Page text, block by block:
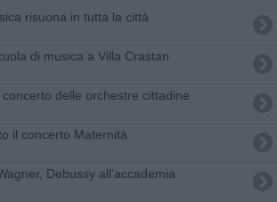
risuona in tutta la città
di musica a Villa Crastan
concerto delle orchestre cittadine
il concerto Maternità
Debussy all'accademia